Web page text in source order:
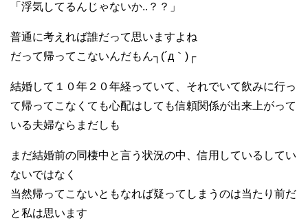
「浮気してるんじゃないか..？？」
普通に考えれば誰だって思いますよね
だって帰ってこないんだもん┐(´д｀)┌
結婚して１０年２０年経っていて、それでいて飲みに行っ
て帰ってこなくても心配はしても信頼関係が出来上がって
いる夫婦ならまだしも
まだ結婚前の同棲中と言う状況の中、信用しているしてい
ないではなく
当然帰ってこないともなれば疑ってしまうのは当たり前だ
と私は思います